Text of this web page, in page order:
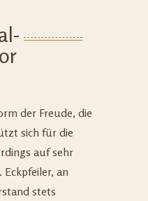
der Freude, die
sich für die
auf sehr
Eckpfeiler, an
stets